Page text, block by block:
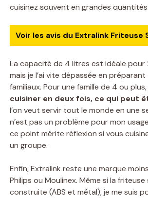
cuisinez souvent en grandes quantités.
Voir les avis du Extralink Friteuse
La capacité de 4 litres est idéale pour
mais je l’ai vite dépassée en
familiaux. Pour une famille de 4 ou
cuisiner en deux fois, ce qui peut
l’on veut servir tout le monde en une
n’est pas un problème pour mon
ce point mérite réflexion si vous
un groupe.
Enfin, Extralink reste une marque
Philips ou Moulinex. Même si la friteuse
construite (ABS et métal), je me suis